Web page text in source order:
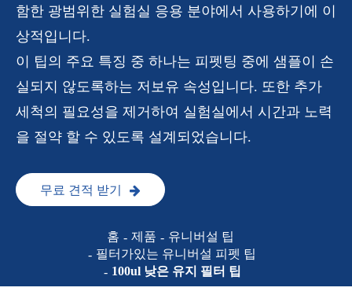
함한 광범위한 실험실 응용 분야에서 사용하기에 이
상적입니다.
이 팁의 주요 특징 중 하나는 피펫팅 중에 샘플이 손
실되지 않도록하는 저보유 속성입니다. 또한 추가
세척의 필요성을 제거하여 실험실에서 시간과 노력
을 절약 할 수 있도록 설계되었습니다.
무료 견적 받기
홈 제품
유니버설 팁
필터가있는 유니버설 피펫 팁
100ul 낮은 유지 필터 팁